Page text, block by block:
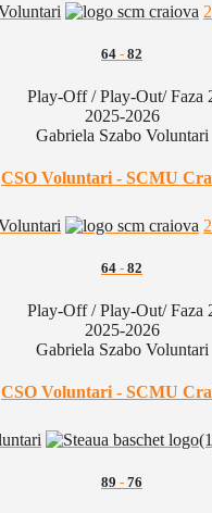
64 - 82
Play-Off / Play-Out/ Faza
2025-2026
Gabriela Szabo Voluntari
CSO Voluntari - SCMU
64 - 82
Play-Off / Play-Out/ Faza
2025-2026
Gabriela Szabo Voluntari
CSO Voluntari - SCMU
89 - 76